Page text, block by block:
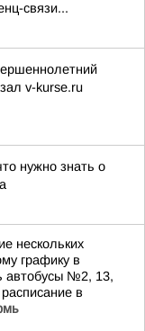
связи...
v-kurse.ru
нужно знать о
нескольких
графику в
автобусы №2, 13,
в